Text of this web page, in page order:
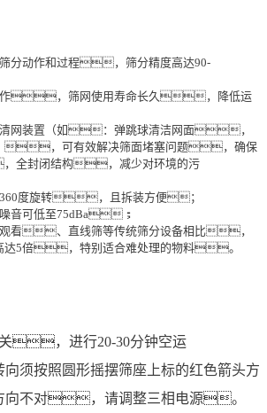
分动作和过程，筛分精度高达90-
作，筛网使用寿命长久，降低运
网装置（如：弹跳球清洁网面，
，可有效解决筛面堵塞问题，确保
全封闭结构，减少对环境的污
度旋转，且拆装方便；
可低至75dBa；
看、直线筛等传统筛分设备相比，
达5倍，特别适合难处理的物料。
，进行20-30分钟空运
按照圆形摇摆筛座上标的红色箭头方
不对，请调整三相电源。